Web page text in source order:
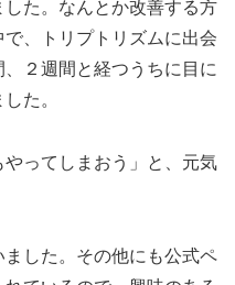
た。なんとか改善する方
、トリプトリズムに出会
２週間と経つうちに目に
た。
ってしまおう」と、元気
した。その他にも公式ペ